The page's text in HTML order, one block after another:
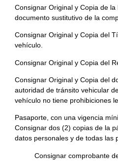
Consignar Original y Copia de
documento sustitutivo de la
Consignar Original y Copia del
vehículo.
Consignar Original y Copia del
Consignar Original y Copia del
autoridad de tránsito vehicular
vehículo no tiene prohibiciones
Pasaporte, con una vigencia
Consignar dos (2) copias de la
datos personales y de todas las
Consignar comprobante